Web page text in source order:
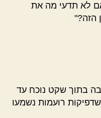
לא תדעי מה את
הזה?"
בתוך שקט נוכח עד
רועמות נשמעו